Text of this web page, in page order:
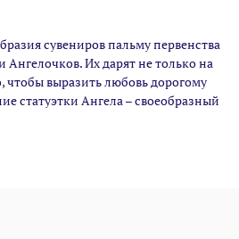
сувениров пальму первенства
Ангелочков. Их дарят не только на
чтобы выразить любовь дорогому
статуэтки Ангела – своеобразный